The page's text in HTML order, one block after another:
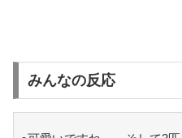
みんなの反応